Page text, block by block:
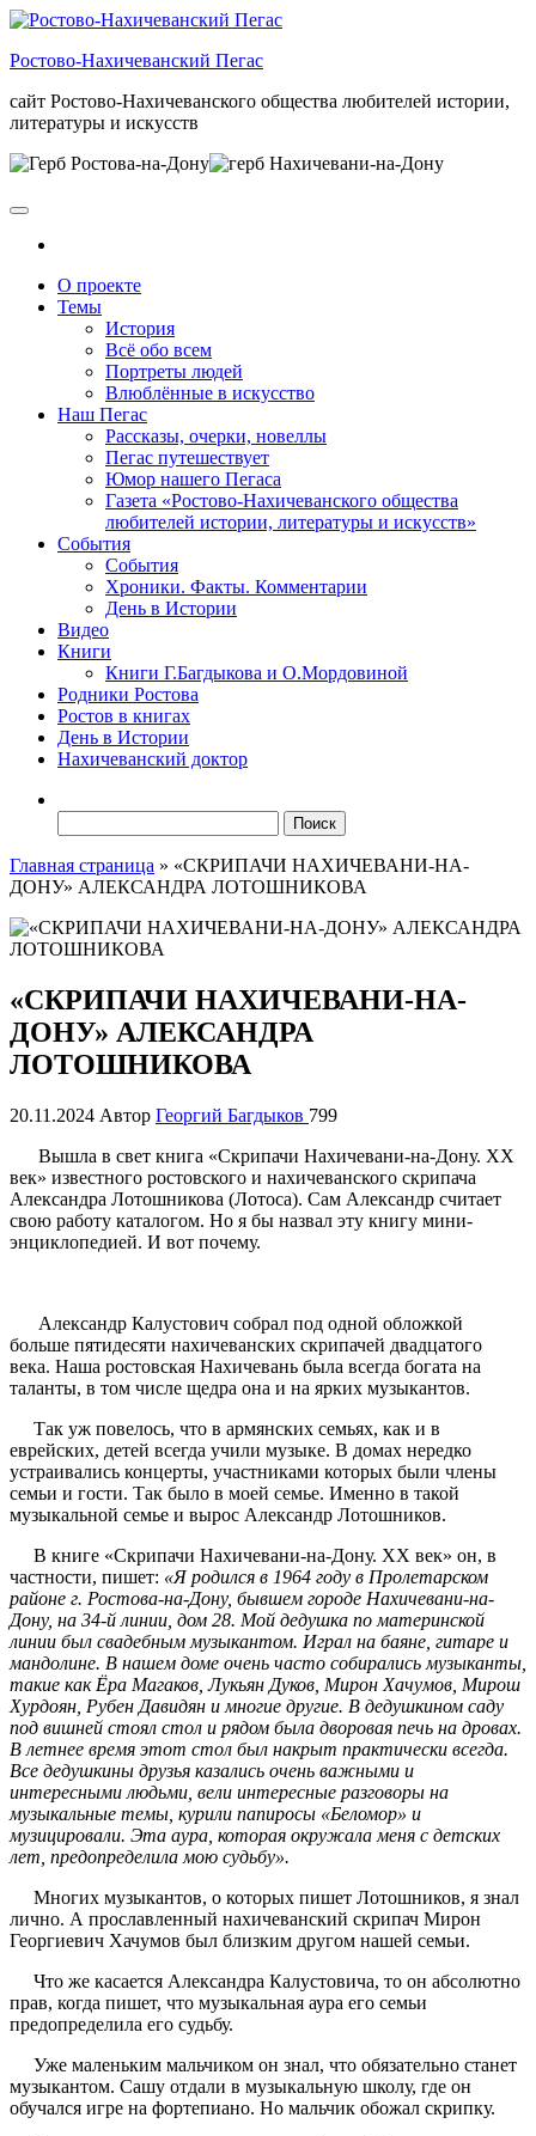
Skip
the
Ростово-Нахичеванский Пегас
сайт Ростово-Нахичеванского общества любителей истории,
литературы и искусств
О проекте
Темы
История
Всё обо всем
Портреты людей
Влюблённые в искусство
Наш Пегас
Рассказы, очерки, новеллы
Пегас путешествует
Юмор нашего Пегаса
Газета «Ростово-Нахичеванского общества
любителей истории, литературы и искусств»
События
События
Хроники. Факты. Комментарии
День в Истории
Видео
Книги
Книги Г.Багдыкова и О.Мордовиной
Родники Ростова
Ростов в книгах
День в Истории
Нахичеванский доктор
Главная страница » «СКРИПАЧИ НАХИЧЕВАНИ-НА-
ДОНУ» АЛЕКСАНДРА ЛОТОШНИКОВА
«СКРИПАЧИ НАХИЧЕВАНИ-НА-
ДОНУ» АЛЕКСАНДРА
ЛОТОШНИКОВА
20.11.2024 Автор Георгий Багдыков 799
Вышла в свет книга «Скрипачи Нахичевани-на-Дону. XX
век» известного ростовского и нахичеванского скрипача
Александра Лотошникова (Лотоса). Сам Александр считает
свою работу каталогом. Но я бы назвал эту книгу мини-
энциклопедией. И вот почему.
Александр Калустович собрал под одной обложкой
больше пятидесяти нахичеванских скрипачей двадцатого
века. Наша ростовская Нахичевань была всегда богата на
таланты, в том числе щедра она и на ярких музыкантов.
Так уж повелось, что в армянских семьях, как и в
еврейских, детей всегда учили музыке. В домах нередко
устраивались концерты, участниками которых были члены
семьи и гости. Так было в моей семье. Именно в такой
музыкальной семье и вырос Александр Лотошников.
В книге «Скрипачи Нахичевани-на-Дону. XX век» он, в
частности, пишет: «Я родился в 1964 году в Пролетарском
районе г. Ростова-на-Дону, бывшем городе Нахичевани-на-
Дону, на 34-й линии, дом 28. Мой дедушка по материнской
линии был свадебным музыкантом. Играл на баяне, гитаре и
мандолине. В нашем доме очень часто собирались музыканты,
такие как Ёра Магаков, Лукьян Дуков, Мирон Хачумов, Мирош
Хурдоян, Рубен Давидян и многие другие. В дедушкином саду
под вишней стоял стол и рядом была дворовая печь на дровах.
В летнее время этот стол был накрыт практически всегда.
Все дедушкины друзья казались очень важными и
интересными людьми, вели интересные разговоры на
музыкальные темы, курили папиросы «Беломор» и
музицировали. Эта аура, которая окружала меня с детских
лет, предопределила мою судьбу».
Многих музыкантов, о которых пишет Лотошников, я знал
лично. А прославленный нахичеванский скрипач Мирон
Георгиевич Хачумов был близким другом нашей семьи.
Что же касается Александра Калустовича, то он абсолютно
прав, когда пишет, что музыкальная аура его семьи
предопределила его судьбу.
Уже маленьким мальчиком он знал, что обязательно станет
музыкантом. Сашу отдали в музыкальную школу, где он
обучался игре на фортепиано. Но мальчик обожал скрипку.